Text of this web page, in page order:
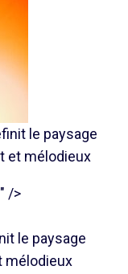
le paysage
et mélodieux
/>
le paysage
mélodieux